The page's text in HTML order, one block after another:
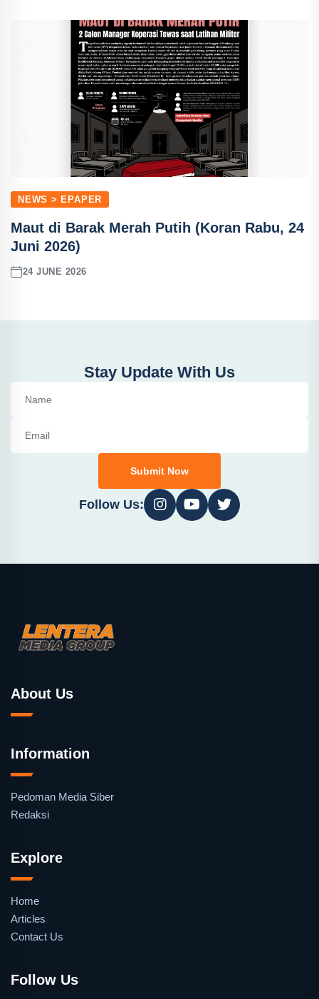
NEWS > EPAPER
Maut di Barak Merah Putih (Koran Rabu, 24
Juni 2026)
24 JUNE 2026
Stay Update With Us
Submit Now
Follow Us:
About Us
Information
Pedoman Media Siber
Redaksi
Explore
Home
Articles
Contact Us
Follow Us